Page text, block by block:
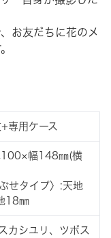
お友だちに花のメ
専用ケース
100×幅148㎜(横
せタイプ〉:天地
18㎜
カシユリ、ツボス